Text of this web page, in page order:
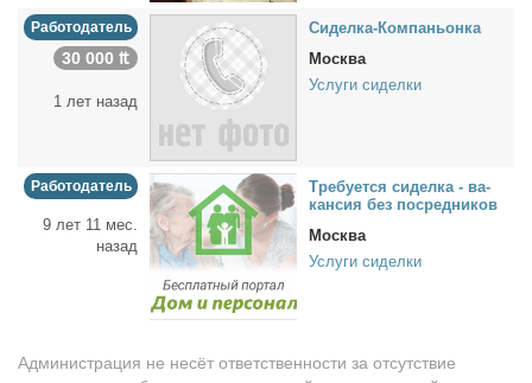
Работодатель
30 000 ₶
1 лет назад
Си­дел­ка-Ком­па­ньон­ка
Москва
Услуги сиделки
Работодатель
9 лет 11 мес.
назад
Тре­бу­ет­ся си­дел­ка - ва­
кан­сия без по­сред­ни­ков
Москва
Услуги сиделки
Администрация не несёт ответственности за отсутствие